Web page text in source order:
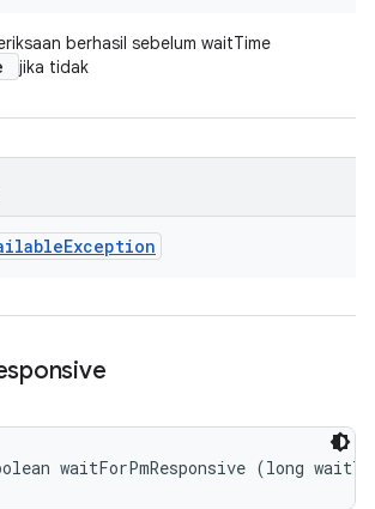
berhasil sebelum waitTime
jika tidak
Exception
waitForPmResponsive (long